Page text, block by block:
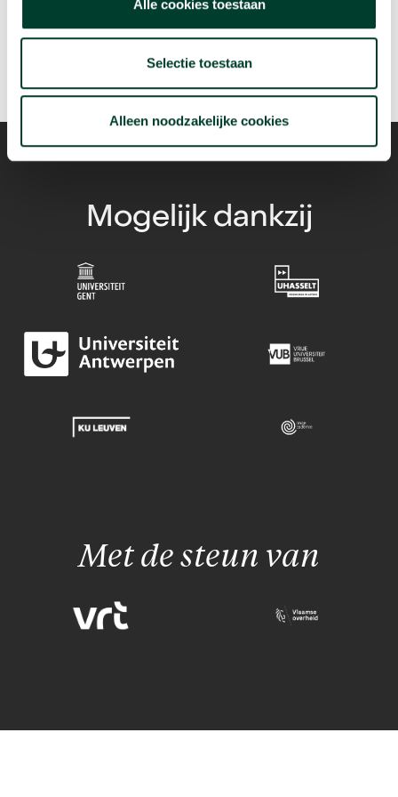
Alle cookies toestaan
Selectie toestaan
Alleen noodzakelijke cookies
Beluister deze podcast
Mogelijk dankzij
Met de steun van